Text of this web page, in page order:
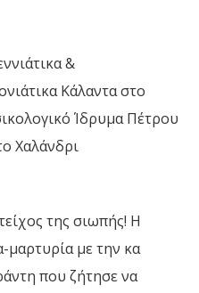
&
Κάλαντα στο
Ίδρυμα Πέτρου
Χαλάνδρι
της σιωπής! Η
μαρτυρία με την κα
που ζήτησε να